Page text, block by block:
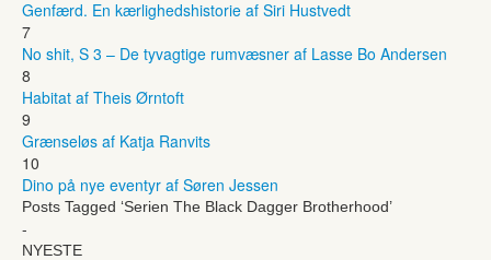
Genfærd. En kærlighedshistorie af Siri Hustvedt
7
No shit, S 3 – De tyvagtige rumvæsner af Lasse Bo Andersen
8
Habitat af Theis Ørntoft
9
Grænseløs af Katja Ranvits
10
Dino på nye eventyr af Søren Jessen
Posts Tagged ‘Serien The Black Dagger Brotherhood’
-
NYESTE